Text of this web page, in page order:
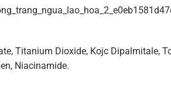
Titanium Dioxide, Kojc Dipalmitale,
Niacinamide.